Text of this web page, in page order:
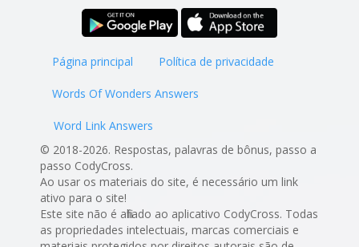
Página principal Política de privacidade
Words Of Wonders Answers
Word Link Answers
© 2018-2026. Respostas, palavras de bônus, passo a
passo CodyCross.
Ao usar os materiais do site, é necessário um link
ativo para o site!
Este site não é afiliado ao aplicativo CodyCross. Todas
as propriedades intelectuais, marcas comerciais e